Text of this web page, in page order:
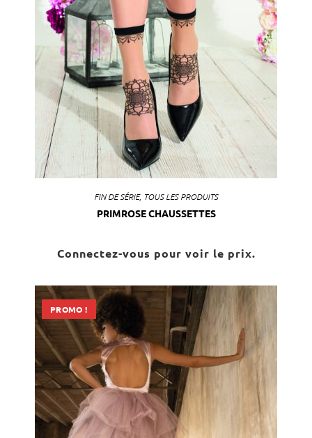
FIN DE SÉRIE, TOUS LES PRODUITS
PRIMROSE CHAUSSETTES
Connectez-vous pour voir le prix.
PROMO !